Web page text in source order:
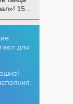
особая
детских
15
танца
дом
—
для